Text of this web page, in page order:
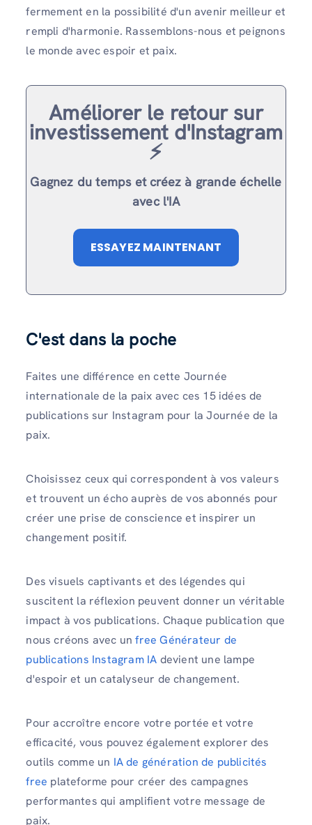
fermement en la possibilité d'un avenir meilleur et
rempli d'harmonie. Rassemblons-nous et peignons
le monde avec espoir et paix.
Améliorer le retour sur
investissement d'Instagram
⚡️
Gagnez du temps et créez à grande échelle
avec l'IA
ESSAYEZ MAINTENANT
C'est dans la poche
Faites une différence en cette Journée
internationale de la paix avec ces 15 idées de
publications sur Instagram pour la Journée de la
paix.
Choisissez ceux qui correspondent à vos valeurs
et trouvent un écho auprès de vos abonnés pour
créer une prise de conscience et inspirer un
changement positif.
Des visuels captivants et des légendes qui
suscitent la réflexion peuvent donner un véritable
impact à vos publications. Chaque publication que
nous créons avec unfree Générateur de
publications Instagram IA devient une lampe
d'espoir et un catalyseur de changement.
Pour accroître encore votre portée et votre
efficacité, vous pouvez également explorer des
outils comme un IA de génération de publicités
free plateforme pour créer des campagnes
performantes qui amplifient votre message de
paix.